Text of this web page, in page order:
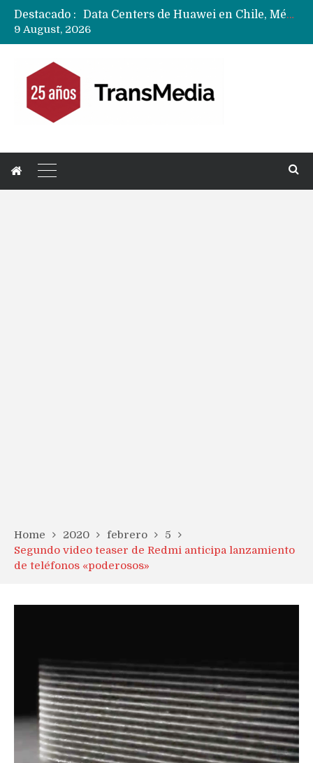
Destacado :
Data Centers de Huawei en Chile, México, Brasil,Perú y Argentina podrían verse afectados por arremetida de EE.UU
9 August, 2026
Home 2020 febrero
5
Segundo video teaser de Redmi anticipa lanzamiento
de teléfonos «poderosos»